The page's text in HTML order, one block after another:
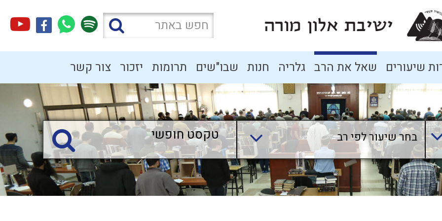
שיעורים שאל את הרב גלריה חנות שבו"שים תרומות יזכור צור קשר
בחר שיעור לפי רב